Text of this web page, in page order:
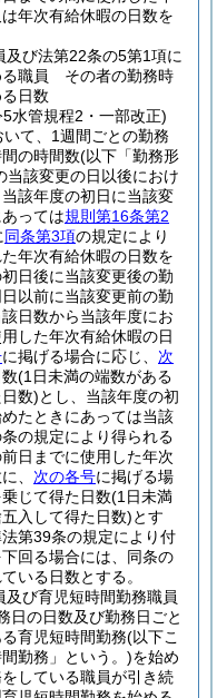
年次有給休暇の日数を
び法第22条の5第1項に
る職員 その者の勤務時
日数
水管規程2・一部改正)
て、1週間ごとの勤務
の時間数(以下「勤務形
当該変更の日以後におけ
該年度の初日に当該変
っては規則第16条第2
同条第3項の規定により
年次有給休暇の日数を
日後に当該変更後の勤
以前に当該変更前の勤
日数から当該年度にお
した年次有給休暇の日
に掲げる場合に応じ、 次
(1日未満の端数がある
数)とし、当該年度の初
たときにあっては当該
の規定により得られる
日までに使用した年次
、 次の各号に掲げる場
じて得た日数(1日未満
入して得た日数)とす
第39条の規定により付
回る場合には、同条の
いる日数とする。
び育児短時間勤務職員
日の日数及び勤務日ごと
育児短時間勤務(以下こ
勤務」という。)を始め
している職員が引き続